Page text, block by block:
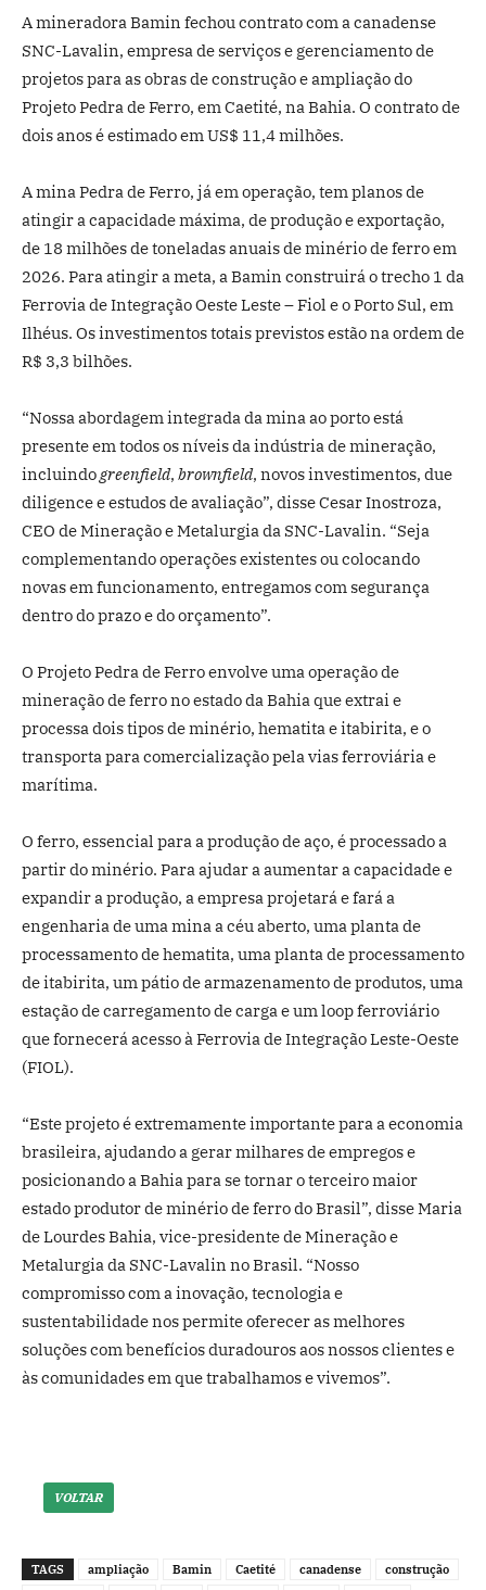
A mineradora Bamin fechou contrato com a canadense
SNC-Lavalin, empresa de serviços e gerenciamento de
projetos para as obras de construção e ampliação do
Projeto Pedra de Ferro, em Caetité, na Bahia. O contrato de
dois anos é estimado em US$ 11,4 milhões.
A mina Pedra de Ferro, já em operação, tem planos de
atingir a capacidade máxima, de produção e exportação,
de 18 milhões de toneladas anuais de minério de ferro em
2026. Para atingir a meta, a Bamin construirá o trecho 1 da
Ferrovia de Integração Oeste Leste – Fiol e o Porto Sul, em
Ilhéus. Os investimentos totais previstos estão na ordem de
R$ 3,3 bilhões.
“Nossa abordagem integrada da mina ao porto está
presente em todos os níveis da indústria de mineração,
incluindogreenfield, brownfield, novos investimentos, due
diligence e estudos de avaliação”, disse Cesar Inostroza,
CEO de Mineração e Metalurgia da SNC-Lavalin. “Seja
complementando operações existentes ou colocando
novas em funcionamento, entregamos com segurança
dentro do prazo e do orçamento”.
O Projeto Pedra de Ferro envolve uma operação de
mineração de ferro no estado da Bahia que extrai e
processa dois tipos de minério, hematita e itabirita, e o
transporta para comercialização pela vias ferroviária e
marítima.
O ferro, essencial para a produção de aço, é processado a
partir do minério. Para ajudar a aumentar a capacidade e
expandir a produção, a empresa projetará e fará a
engenharia de uma mina a céu aberto, uma planta de
processamento de hematita, uma planta de processamento
de itabirita, um pátio de armazenamento de produtos, uma
estação de carregamento de carga e um loop ferroviário
que fornecerá acesso à Ferrovia de Integração Leste-Oeste
(FIOL).
“Este projeto é extremamente importante para a economia
brasileira, ajudando a gerar milhares de empregos e
posicionando a Bahia para se tornar o terceiro maior
estado produtor de minério de ferro do Brasil”, disse Maria
de Lourdes Bahia, vice-presidente de Mineração e
Metalurgia da SNC-Lavalin no Brasil. “Nosso
compromisso com a inovação, tecnologia e
sustentabilidade nos permite oferecer as melhores
soluções com benefícios duradouros aos nossos clientes e
às comunidades em que trabalhamos e vivemos”.
VOLTAR
TAGS ampliação Bamin Caetité canadense
construção